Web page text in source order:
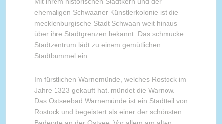
ehemaligen Schwaaner Künstlerkolonie ist die
mecklenburgische Stadt Schwaan weit hinaus
über ihre Stadtgrenzen bekannt. Das schmucke
Stadtzentrum lädt zu einem gemütlichen
Stadtbummel ein.
Im fürstlichen Warnemünde, welches Rostock im
Jahre 1323 gekauft hat, mündet die Warnow.
Das Ostseebad Warnemünde ist ein Stadtteil von
Rostock und begeistert als einer der schönsten